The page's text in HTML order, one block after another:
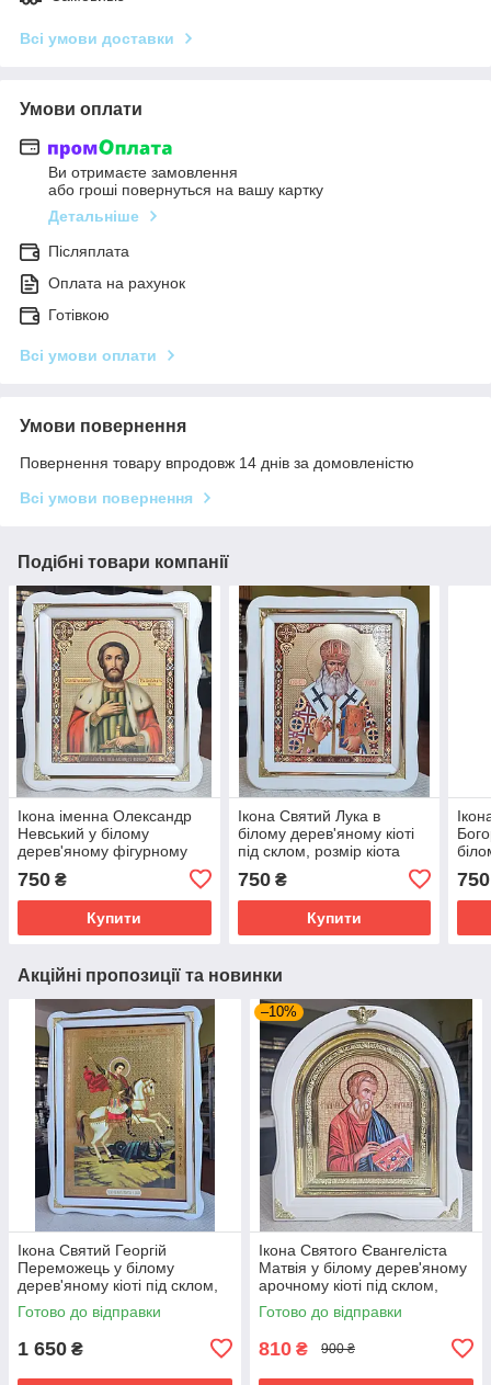
Всі умови доставки
Умови оплати
Ви отримаєте замовлення
або гроші повернуться на вашу картку
Детальніше
Післяплата
Оплата на рахунок
Готівкою
Всі умови оплати
Умови повернення
Повернення товару впродовж 14 днів за домовленістю
Всі умови повернення
Подібні товари компанії
Ікона іменна Олександр
Невський у білому
дерев'яному фігурному
кіота 30*26, сюжет 20*24.
750 ₴
Купити
Ікона Святий Лука в
білому дерев'яному кіоті
під склом, розмір кіота
750₴
Купити
750
Акційні пропозиції та новинки
Ікона Святий Георгій
Переможець у білому
дерев'яному кіоті під склом,
розмір кіота 54*40, сюжет
33*46
Готово до відправки
1 650 ₴
–10%
Ікона Святого Євангеліста
Матвія у білому дерев'яному
арочному кіоті під склом,
розмір кіота 28*25, сюжет
15*18.
Готово до відправки
810 ₴ 900 ₴